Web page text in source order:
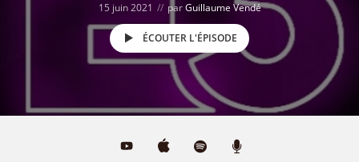
15 juin 2021 parGuillaume Vendé
ÉCOUTER L'ÉPISODE